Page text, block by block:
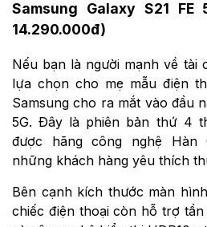
Samsung Galaxy S21
14.290.000đ)
Nếu bạn là người mạnh về tài
lựa chọn cho mẹ mẫu điện
Samsung cho ra mắt vào đầu
5G. Đây là phiên bản thứ 4
được hãng công nghệ Hàn
những khách hàng yêu thích
Bên cạnh kích thước màn
chiếc điện thoại còn hỗ trợ